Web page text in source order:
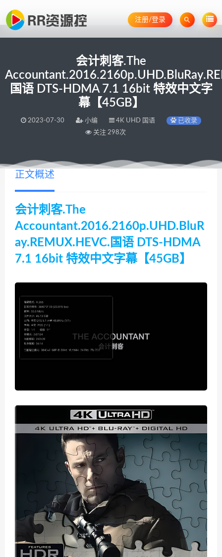
注册/登录
会计刺客.The
国语 DTS-HDMA 7.1 16bit 特效中文字
幕【45GB】
2023-07-30 小编 4K UHD 国语
已收录
关注 298次
正文概述
会计刺客.The
Accountant.2016.2160p.UHD.BluR
ay.REMUX.HEVC.国语 DTS-HDMA
7.1 16bit 特效中文字幕【45GB】